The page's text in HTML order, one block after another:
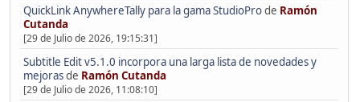
QuickLink AnywhereTally para la gama StudioProde Ramón
Cutanda
[29 de Julio de 2026, 19:15:31]
Subtitle Edit v5.1.0 incorpora una larga lista de novedades y
mejorasde Ramón Cutanda
[29 de Julio de 2026, 11:08:10]